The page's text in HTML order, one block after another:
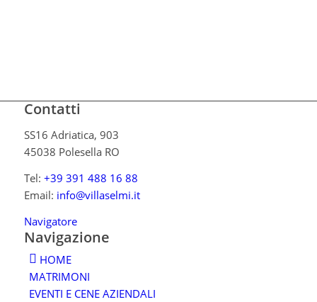
Contatti
SS16 Adriatica, 903
45038 Polesella RO
Tel: +39 391 488 16 88
Email: info@villaselmi.it
Navigatore
Navigazione
HOME
MATRIMONI
EVENTI E CENE AZIENDALI